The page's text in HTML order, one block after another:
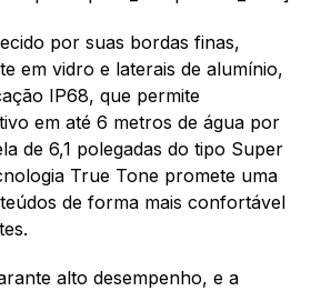
por suas bordas finas,
em vidro e laterais de alumínio,
IP68, que permite
em até 6 metros de água por
de 6,1 polegadas do tipo Super
True Tone promete uma
de forma mais confortável
alto desempenho, e a